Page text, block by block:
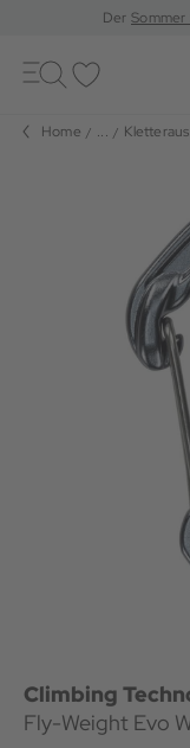
DerSommer
Toggle
navigation
Home ...
Climbing
Fly-Weight Evo